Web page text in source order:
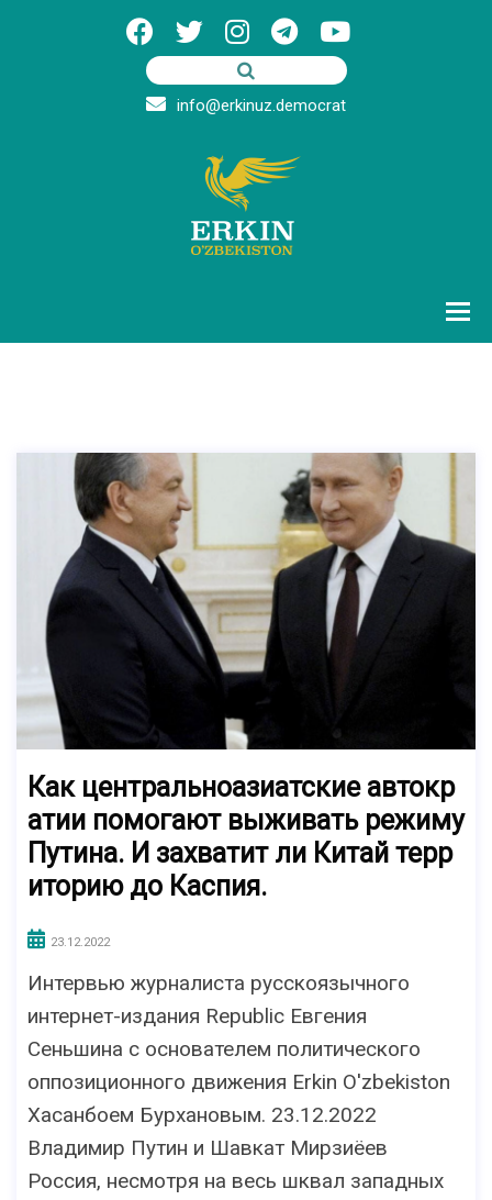
info@erkinuz.democrat
Как центральноазиатские автокр
атии помогают выживать режиму
Путина. И захватит ли Китай терр
иторию до Каспия.
23.12.2022
Интервью журналиста русскоязычного
интернет-издания Republic Евгения
Сеньшина с основателем политического
оппозиционного движения Erkin O'zbekiston
Хасанбоем Бурхановым. 23.12.2022
Владимир Путин и Шавкат Мирзиёев
Россия, несмотря на весь шквал западных